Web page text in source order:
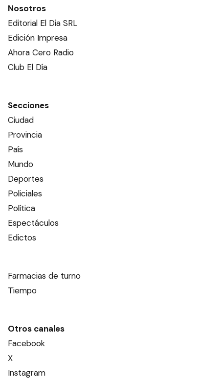
Nosotros
Editorial El Dia SRL
Edición Impresa
Ahora Cero Radio
Club El Día
Secciones
Ciudad
Provincia
País
Mundo
Deportes
Policiales
Política
Espectáculos
Edictos
Farmacias de turno
Tiempo
Otros canales
Facebook
X
Instagram